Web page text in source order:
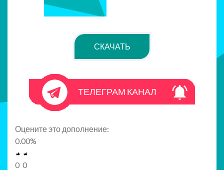
СКАЧАТЬ
ТЕЛЕГРАМ КАНАЛ
Оцените это дополнение:
0.00%
0 0